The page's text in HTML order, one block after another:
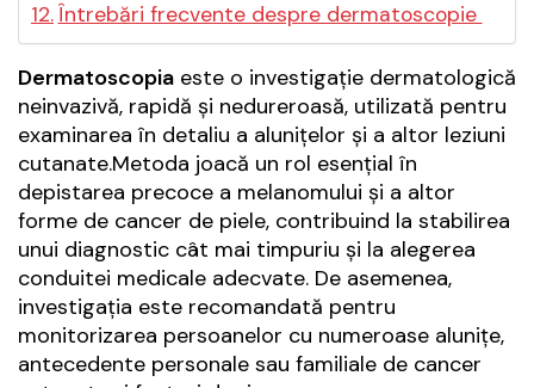
Întrebări frecvente despre dermatoscopie
Dermatoscopia este o investigație dermatologică
neinvazivă, rapidă și nedureroasă, utilizată pentru
examinarea în detaliu a alunițelor și a altor leziuni
cutanate.Metoda joacă un rol esențial în
depistarea precoce a melanomului și a altor
forme de cancer de piele, contribuind la stabilirea
unui diagnostic cât mai timpuriu și la alegerea
conduitei medicale adecvate. De asemenea,
investigația este recomandată pentru
monitorizarea persoanelor cu numeroase alunițe,
antecedente personale sau familiale de cancer